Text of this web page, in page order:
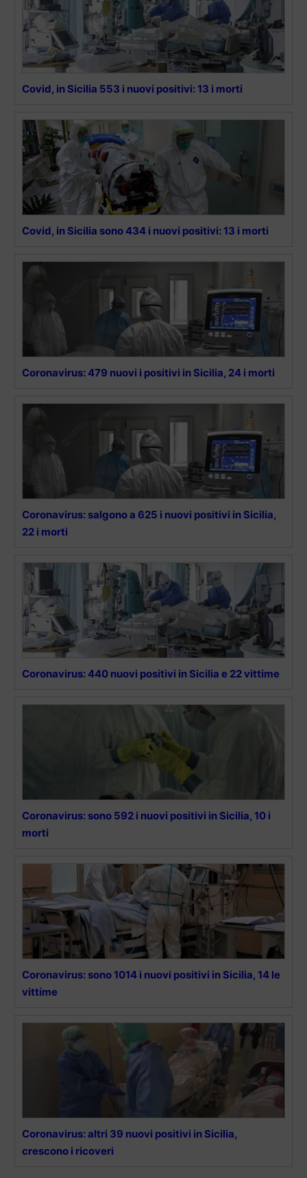
Covid, in Sicilia 553 i nuovi positivi: 13 i morti
Covid, in Sicilia sono 434 i nuovi positivi: 13 i morti
Coronavirus: 479 nuovi i positivi in Sicilia, 24 i morti
Coronavirus: salgono a 625 i nuovi positivi in Sicilia,
22 i morti
Coronavirus: 440 nuovi positivi in Sicilia e 22 vittime
Coronavirus: sono 592 i nuovi positivi in Sicilia, 10 i
morti
Coronavirus: sono 1014 i nuovi positivi in Sicilia, 14 le
vittime
Coronavirus: altri 39 nuovi positivi in Sicilia,
crescono i ricoveri